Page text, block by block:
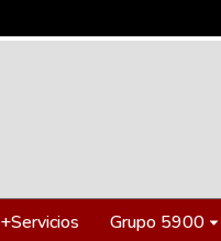
+Servicios Grupo 5900